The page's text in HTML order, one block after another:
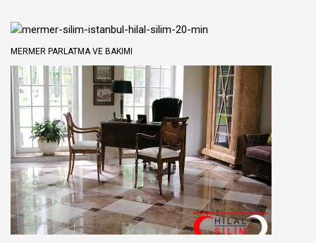
MERMER PARLATMA VE BAKIMI